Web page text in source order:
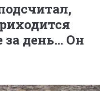
за день… Он